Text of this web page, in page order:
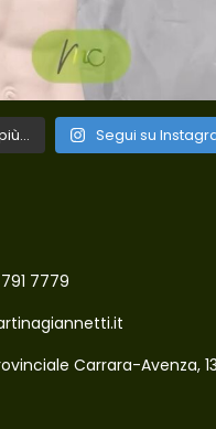
Segui su
7779
Carrara-Avenza,